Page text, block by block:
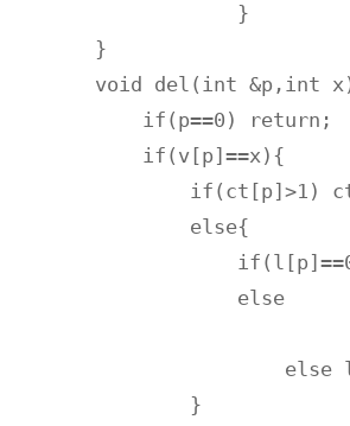
}
void del(int &p,int
    if(p==0) return;
    if(v[p]==x){
if(ct[p]>1)
        else{
            else
        }